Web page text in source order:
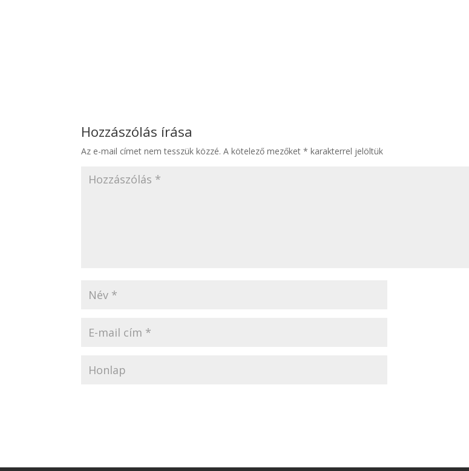
Hozzászólás írása
Az e-mail címet nem tesszük közzé. A kötelező mezőket* karakterrel jelöltük